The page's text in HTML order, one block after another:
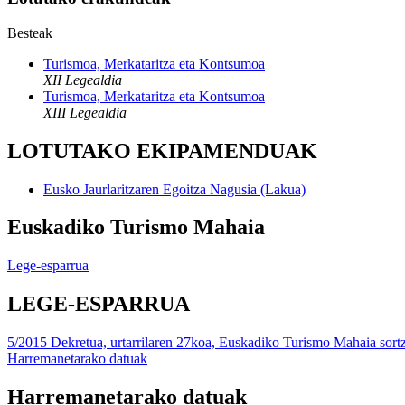
Besteak
Turismoa, Merkataritza eta Kontsumoa
XII Legealdia
Turismoa, Merkataritza eta Kontsumoa
XIII Legealdia
LOTUTAKO EKIPAMENDUAK
Eusko Jaurlaritzaren Egoitza Nagusia (Lakua)
Euskadiko Turismo Mahaia
Lege-esparrua
LEGE-ESPARRUA
5/2015 Dekretua, urtarrilaren 27koa, Euskadiko Turismo Mahaia
Harremanetarako datuak
Harremanetarako datuak